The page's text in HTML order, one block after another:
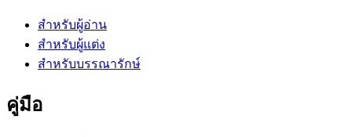
สำหรับผู้อ่าน
สำหรับผู้แต่ง
สำหรับบรรณารักษ์
คู่มือ